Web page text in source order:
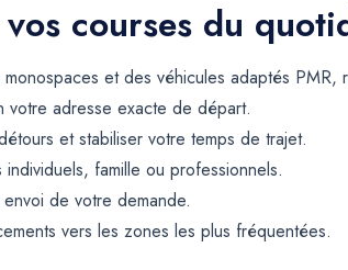
courses du
et des véhicules adaptés PMR,
adresse exacte de départ.
et stabiliser votre temps de trajet.
famille ou professionnels.
de votre demande.
vers les zones les plus fréquentées.